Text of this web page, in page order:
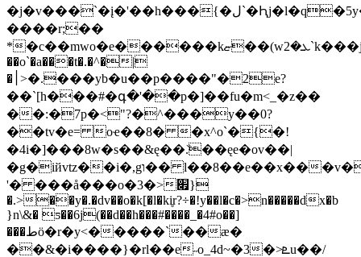
�j�v���`�į�'��h���{�لˋ�Ԧj�l�q�5y�\�u*�'&���fl��.?
����r;��
*�c��mwo�e������kޏ��(wܥ�2`k���j��<����@��.od�n������ݵatq�k0�ry�~k�s��2��
��o`�a���t�.�^�|
�׀>�.���yb�u��p����"�2e?
��`[h���#�գ�'��p�]��fu�m<_�z��
��:�7p�<"?�^���y��0?
��tv�e= oҽ��8� �x^o`�{�!
�4i�]���8w�s��&ę��.̌��ęe�ov��|
�g�iйvtz��i�,gו�� l��8��e��x���v�x�o����6!g�7��>�����'�e�x���x-
'� ���å���o�3�>׏}
�.>��y�.�dv��o�k[�l�ki̥r?÷�!y��l�c�>n�����dx�b
}n\&� ƽ��6j(��d��h���#����_�4#o��]
���طӧ�r�y<�����`��ӕ�
��&�i����}�rl��e˶o_4d~�3�>ܧu��/